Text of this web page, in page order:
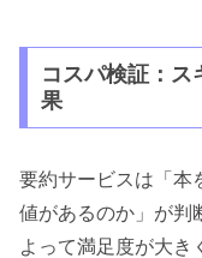
コスパ検証：ス
果
要約サービスは「本
値があるのか」が判
よって満足度が大き